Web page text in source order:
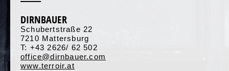
DIRNBAUER
Schubertstraße 22
7210 Mattersburg
T: +43 2626/ 62 502
office@dirnbauer.com
www.terroir.at